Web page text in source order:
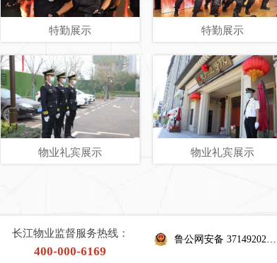
特勤展示 特勤展示
物业礼宾展示 物业礼宾展示
长江物业监督服务热线：
400-000-6169